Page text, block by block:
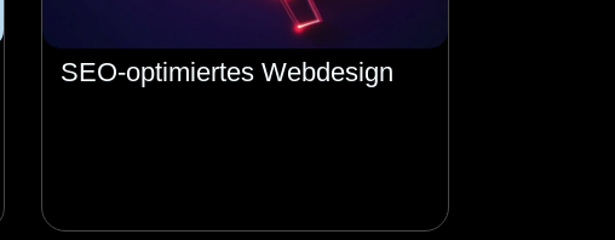
SEO-optimiertes Webdesign